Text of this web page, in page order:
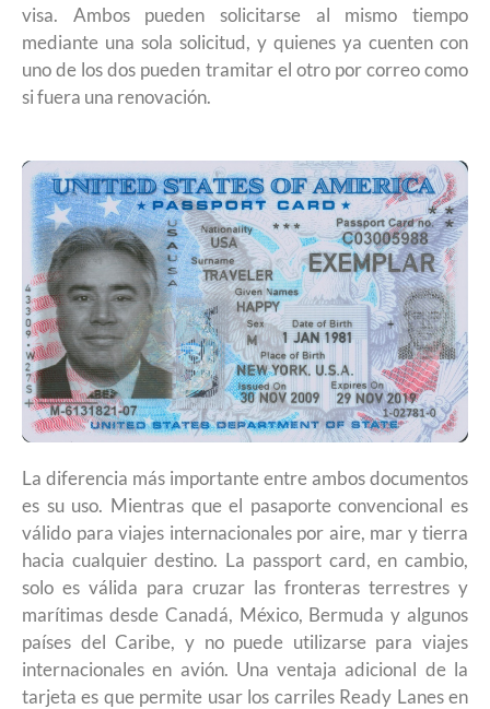
visa. Ambos pueden solicitarse al mismo tiempo
mediante una sola solicitud, y quienes ya cuenten con
uno de los dos pueden tramitar el otro por correo como
si fuera una renovación.
La diferencia más importante entre ambos documentos
es su uso. Mientras que el pasaporte convencional es
válido para viajes internacionales por aire, mar y tierra
hacia cualquier destino. La passport card, en cambio,
solo es válida para cruzar las fronteras terrestres y
marítimas desde Canadá, México, Bermuda y algunos
países del Caribe, y no puede utilizarse para viajes
internacionales en avión. Una ventaja adicional de la
tarjeta es que permite usar los carriles Ready Lanes en